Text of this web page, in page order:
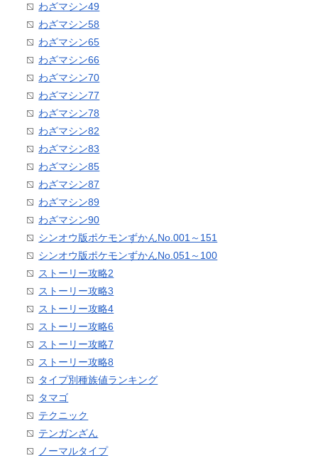
わざマシン49
わざマシン58
わざマシン65
わざマシン66
わざマシン70
わざマシン77
わざマシン78
わざマシン82
わざマシン83
わざマシン85
わざマシン87
わざマシン89
わざマシン90
シンオウ版ポケモンずかんNo.001～151
シンオウ版ポケモンずかんNo.051～100
ストーリー攻略2
ストーリー攻略3
ストーリー攻略4
ストーリー攻略6
ストーリー攻略7
ストーリー攻略8
タイプ別種族値ランキング
タマゴ
テクニック
テンガンざん
ノーマルタイプ